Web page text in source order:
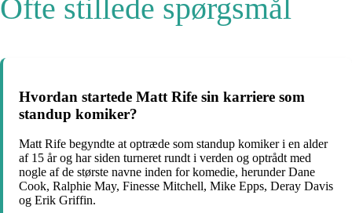
Ofte stillede spørgsmål
Hvordan startede Matt Rife sin karriere som
standup komiker?
Matt Rife begyndte at optræde som standup komiker i en alder
af 15 år og har siden turneret rundt i verden og optrådt med
nogle af de største navne inden for komedie, herunder Dane
Cook, Ralphie May, Finesse Mitchell, Mike Epps, Deray Davis
og Erik Griffin.